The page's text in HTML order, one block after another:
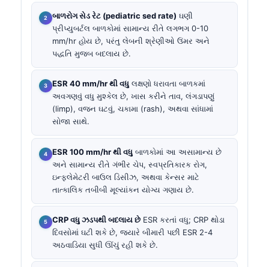
બાળરોગ સેડ રેટ (pediatric sed rate) ઘણી
પ્રીપ્યુબર્ટલ બાળકોમાં સામાન્ય રીતે લગભગ 0-10
mm/hr હોય છે, પરંતુ લેબની શ્રેણીઓ ઉંમર અને
પદ્ધતિ મુજબ બદલાય છે.
ESR 40 mm/hr થી વધુ લક્ષણો ધરાવતા બાળકમાં
અવગણવું વધુ મુશ્કેલ છે, ખાસ કરીને તાવ, લંગડાપણું
(limp), વજન ઘટવું, ચકામા (rash), અથવા સાંધામાં
સોજા સાથે.
ESR 100 mm/hr થી વધુ બાળકોમાં આ અસામાન્ય છે
અને સામાન્ય રીતે ગંભીર ચેપ, સ્વપ્રતિકારક રોગ,
ઇન્ફ્લેમેટરી બાઉલ ડિસીઝ, અથવા કેન્સર માટે
તાત્કાલિક તબીબી મૂલ્યાંકન યોગ્ય ગણાય છે.
CRP વધુ ઝડપથી બદલાય છે ESR કરતાં વધુ; CRP થોડા
દિવસોમાં ઘટી શકે છે, જ્યારે બીમારી પછી ESR 2-4
અઠવાડિયા સુધી ઊંચું રહી શકે છે.